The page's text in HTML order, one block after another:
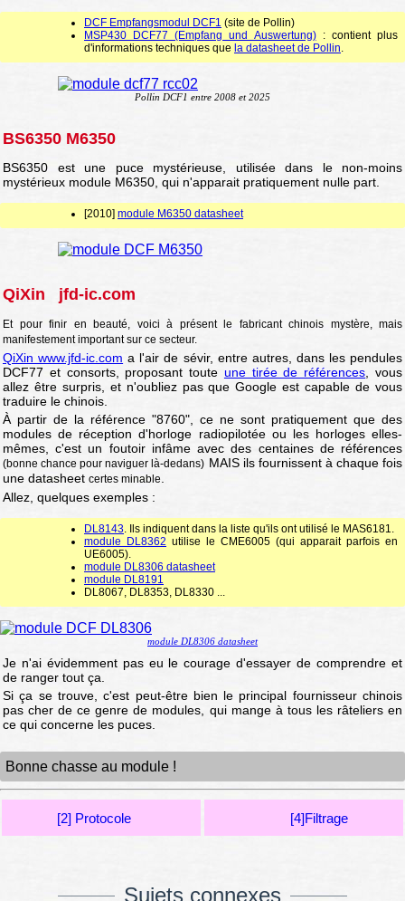
Sujets connexes
DCF Empfangsmodul DCF1 (site de Pollin)
MSP430 DCF77 (Empfang und Auswertung): contient plus
d'informations techniques que la datasheet de Pollin.
Pollin DCF1 entre 2008 et 2025
BS6350 M6350
BS6350 est une puce mystérieuse, utilisée dans le non-moins
mystérieux module M6350, qui n'apparait pratiquement nulle part.
[2010] module M6350 datasheet
QiXin jfd-ic.com
Et pour finir en beauté, voici à présent le fabricant chinois mystère, mais
manifestement important sur ce secteur.
QiXin www.jfd-ic.com a l'air de sévir, entre autres, dans les pendules
DCF77 et consorts, proposant toute une tirée de références , vous
allez être surpris, et n'oubliez pas que Google est capable de vous
traduire le chinois.
À partir de la référence "8760", ce ne sont pratiquement que des
modules de réception d'horloge radiopilotée ou les horloges elles-
mêmes, c'est un foutoir infâme avec des centaines de références
(bonne chance pour naviguer là-dedans) MAIS ils fournissent à chaque fois
une datasheet certes minable
Allez, quelques exemples :
DL8143. Ils indiquent dans la liste qu'ils ont utilisé le MAS6181.
module DL8362 utilise le CME6005 (qui apparait parfois en
UE6005).
module DL8306 datasheet
module DL8191
DL8067, DL8353, DL8330 ...
module DL8306 datasheet
Je n'ai évidemment pas eu le courage d'essayer de comprendre et
de ranger tout ça.
Si ça se trouve, c'est peut-être bien le principal fournisseur chinois
pas cher de ce genre de modules, qui mange à tous les râteliers en
ce qui concerne les puces.
Bonne chasse au module !
[2] Protocole [4]Filtrage